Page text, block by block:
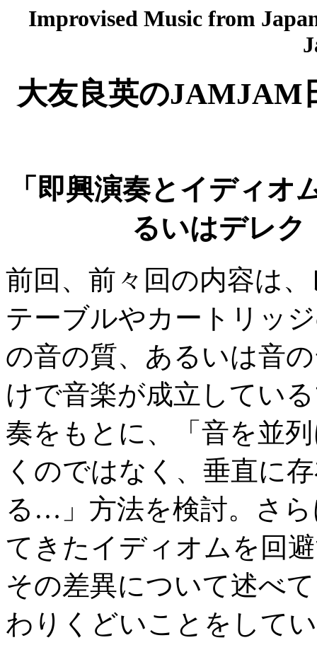
Improvised Music from
大友良英のJAMJAM
「即興演奏とイディ
るいはデレク
前回、前々回の内容は
テーブルやカートリッ
の音の質、あるいは音
けで音楽が成立してい
奏をもとに、「音を並
くのではなく、垂直に
る…」方法を検討。さ
てきたイディオムを回
その差異について述べ
わりくどいことをして